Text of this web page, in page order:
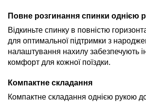
Повне розгинання спинки однією
Відкиньте спинку в повністю
для оптимальної підтримки з
налаштування нахилу забезпечують
комфорт для кожної поїздки.
Компактне складання
Компактне складання однією рукою